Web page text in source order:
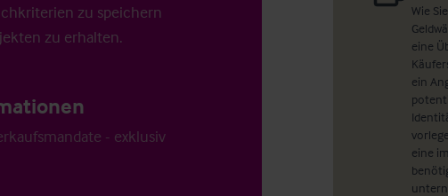
zu speichern
zu erhalten.
- exklusiv
Wie
eine
ein
eine